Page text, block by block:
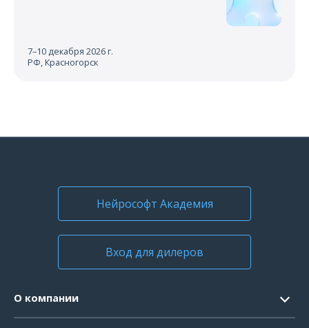
7–10 декабря 2026 г.
РФ, Красногорск
Нейрософт Академия
Вход для дилеров
О компании